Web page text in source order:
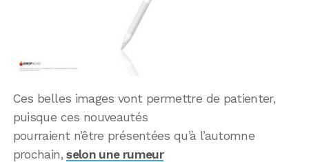
Ces belles images vont permettre de patienter,
puisque ces nouveautés
pourraient n’être présentées qu’à l’automne
prochain,selon une rumeur